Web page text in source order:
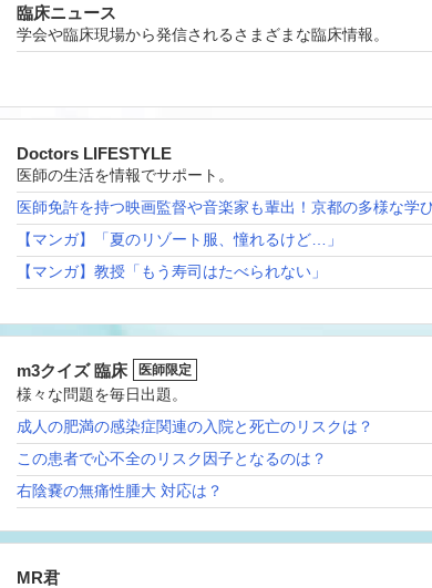
臨床ニュース
学会や臨床現場から発信されるさまざまな臨床情報。
Doctors LIFESTYLE
医師の生活を情報でサポート。
医師免許を持つ映画監督や音楽家も輩出！京都の多様な学
【マンガ】「夏のリゾート服、憧れるけど…」
【マンガ】教授「もう寿司はたべられない」
m3クイズ 臨床 医師限定
様々な問題を毎日出題。
成人の肥満の感染症関連の入院と死亡のリスクは？
この患者で心不全のリスク因子となるのは？
右陰嚢の無痛性腫大 対応は？
MR君